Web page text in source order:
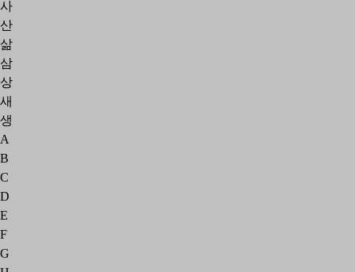
사
산
삶
삼
상
새
생
A
B
C
D
E
F
G